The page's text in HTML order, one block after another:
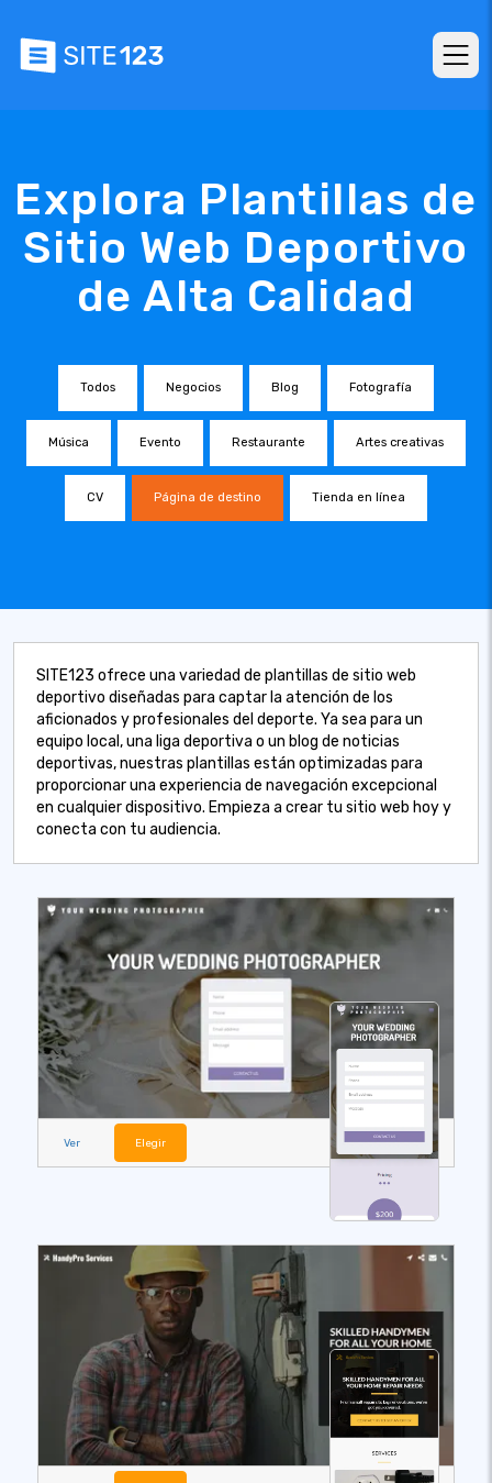
Explora Plantillas de
Sitio Web Deportivo
de Alta Calidad
Todos Negocios Blog Fotografía
Música Evento Restaurante Artes creativas
CV Página de destino Tienda en línea
SITE123 ofrece una variedad de plantillas de sitio web
deportivo diseñadas para captar la atención de los
aficionados y profesionales del deporte. Ya sea para un
equipo local, una liga deportiva o un blog de noticias
deportivas, nuestras plantillas están optimizadas para
proporcionar una experiencia de navegación excepcional
en cualquier dispositivo. Empieza a crear tu sitio web hoy y
conecta con tu audiencia.
Ver Elegir